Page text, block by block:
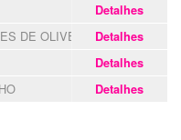
Detalhes
DE OLIVEIRA Detalhes
Detalhes
Detalhes